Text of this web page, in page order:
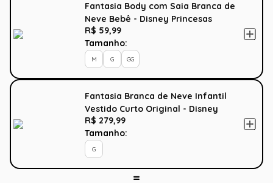
Fantasia Body com Saia Branca de
Neve Bebê - Disney Princesas
R$ 59,99
Tamanho:
M G GG
Fantasia Branca de Neve Infantil
Vestido Curto Original - Disney
Princesas
R$ 279,99
Tamanho:
G